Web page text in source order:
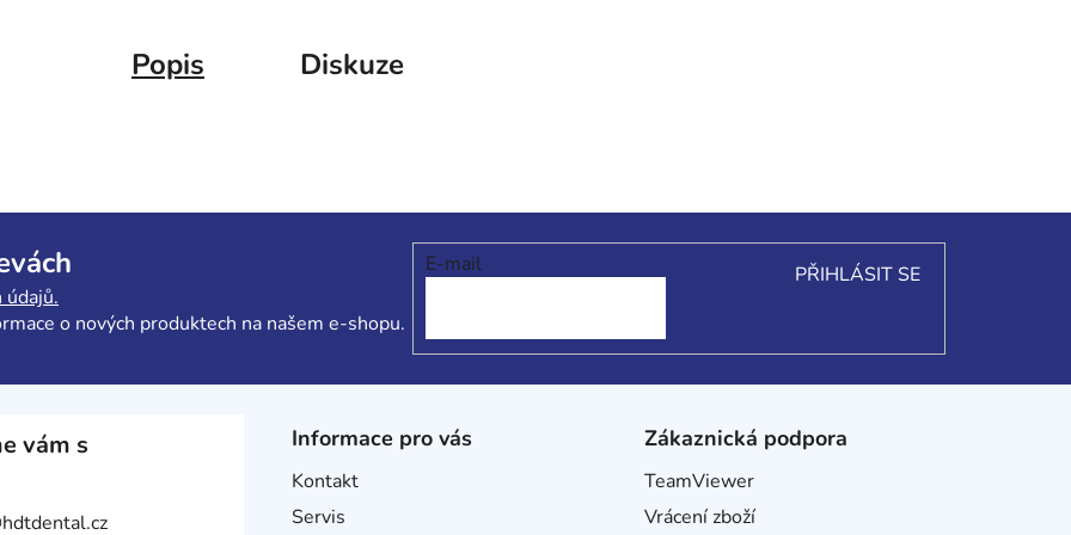
Popis Diskuze
údajů.
o nových produktech na našem e-shopu.
E-mail PŘIHLÁSIT SE
vám s
hdtdental.cz
Informace pro vás
Kontakt
Servis
Zákaznická podpora
TeamViewer
Vrácení zboží